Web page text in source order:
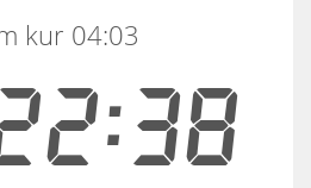
kur 04:03